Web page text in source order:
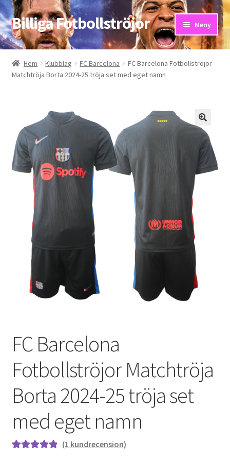
Hoppa
till
navigering
Hoppa
till
innehåll
Billiga Fotbollströjor Meny
Hem
Bloggar
Kassa
Kontakta oss
Mitt konto
Storleksguiden
Varukorg
Hem Klubblag FC Barcelona
FC Barcelona Fotbollströjor
Matchtröja Borta 2024-25 tröja set med eget namn
FC Barcelona
Fotbollströjor Matchtröja
Borta 2024-25 tröja set
med eget namn
(1 kundrecension)